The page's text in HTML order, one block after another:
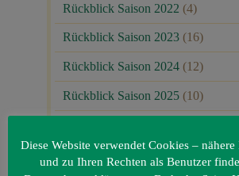
Rückblick Saison 2022 (4)
Rückblick Saison 2023 (16)
Rückblick Saison 2024 (12)
Rückblick Saison 2025 (10)
Diese Website verwendet Cookies –
und zu Ihren Rechten als Benutzer